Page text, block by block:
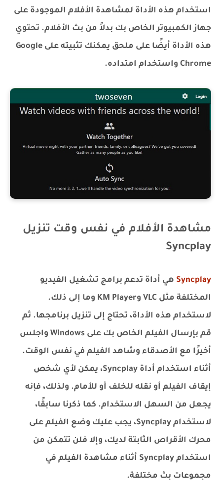
استخدام هذه الأداة لمشاهدة الأفلام الموجودة على
جهاز الكمبيوتر الخاص بك بدلاً من بث الأفلام. تحتوي
هذه الأداة أيضًا على ملحق يمكنك تثبيته على Google
Chrome واستخدام امتداده.
مشاهدة الأفلام في نفس وقت تنزيل
Syncplay
Syncplay هي أداة تدعم برامج تشغيل الفيديو
المختلفة مثل VLC وKM Player وما إلى ذلك.
لاستخدام هذه الأداة، تحتاج إلى تنزيل برنامجها. ثم
قم بإرسال الفيلم الخاص بك على Windows واجلس
أخيرًا مع الأصدقاء وشاهد الفيلم في نفس الوقت.
أثناء استخدام أداة Syncplay، يمكن لأي شخص
إيقاف الفيلم أو نقله للخلف أو للأمام. ولذلك، فإنه
يجعل من السهل الاستخدام. كما ذكرنا سابقًا،
لاستخدام Syncplay، يجب عليك وضع الفيلم على
محرك الأقراص الثابتة لديك، وإلا فلن تتمكن من
استخدام Syncplay أثناء مشاهدة الفيلم في
مجموعات بث مختلفة.